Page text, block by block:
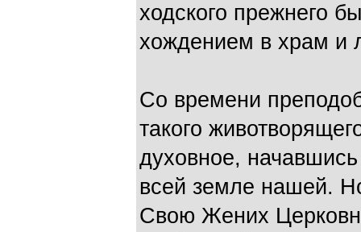
ходского прежнего
хождением в храм и
Со времени
такого
духовное,
всей земле нашей.
Свою Жених